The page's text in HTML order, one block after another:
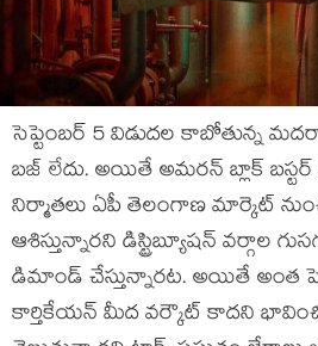
సెప్టెంబర్ 5 విడుదల కాబోతున్న
బజ్ లేదు. అయితే అమరన్ బ్లాక్ బస్టర్
నిర్మాతలు ఏపీ తెలంగాణ మార్కెట్
ఆశిస్తున్నారని డిస్ట్రిబ్యూషన్ వర్గాల
డిమాండ్ చేస్తున్నారట. అయితే అంత
కార్తికేయన్ మీద వర్కౌట్ కాదని